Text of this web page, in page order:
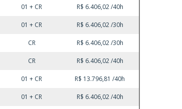
01 + CR R$ 6.406,02 /40h
01 + CR R$ 6.406,02 /30h
CR R$ 6.406,02 /30h
CR R$ 6.406,02 /40h
01 + CR R$ 13.796,81 /40h
01 + CR R$ 6.406,02 /40h